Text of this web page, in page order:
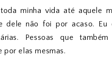
minha vida até aquele
dele não foi por acaso. Eu
Pessoas que
por elas mesmas.